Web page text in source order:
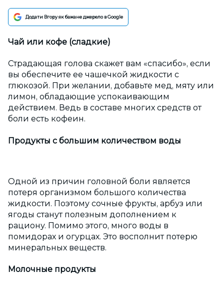
Додати Вгору як бажане джерело в Google
Чай или кофе (сладкие)
Страдающая голова скажет вам «спасибо», если
вы обеспечите ее чашечкой жидкости с
глюкозой. При желании, добавьте мед, мяту или
лимон, обладающие успокаивающим
действием. Ведь в составе многих средств от
боли есть кофеин.
Продукты с большим количеством воды
Одной из причин головной боли является
потеря организмом большого количества
жидкости. Поэтому сочные фрукты, арбуз или
ягоды станут полезным дополнением к
рациону. Помимо этого, много воды в
помидорах и огурцах. Это восполнит потерю
минеральных веществ.
Молочные продукты